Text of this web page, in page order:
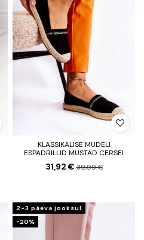
KLASSIKALISE MUDELI
ESPADRILLID MUSTAD CERSEI
31,92 €39,90 €
2-3 päeva jooksul
−20%